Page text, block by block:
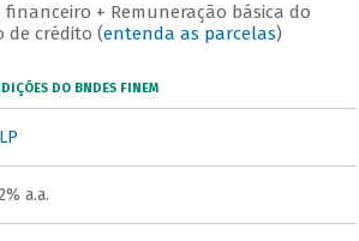
financeiro + Remuneração básica do
de crédito (entenda as parcelas)
DO BNDES FINEM
a.a.